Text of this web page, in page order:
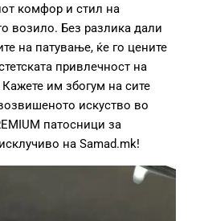
комфор и стил на
возило. Без разлика дали
на патување, ќе го цените
привлечност на
им збогум на сите
искуство во
патосници за
на Samad.mk!